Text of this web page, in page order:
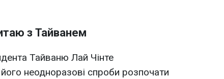
з Тайванем
Тайваню Лай Чінте
неодноразові спроби розпочати